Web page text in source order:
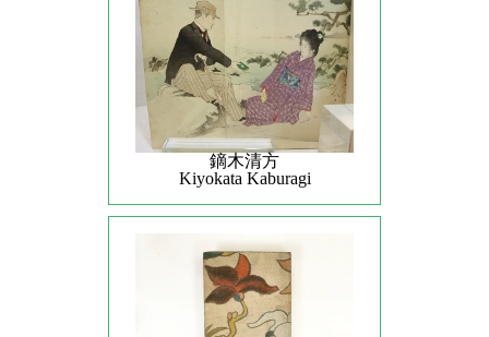
鏑木清方
Kiyokata Kaburagi